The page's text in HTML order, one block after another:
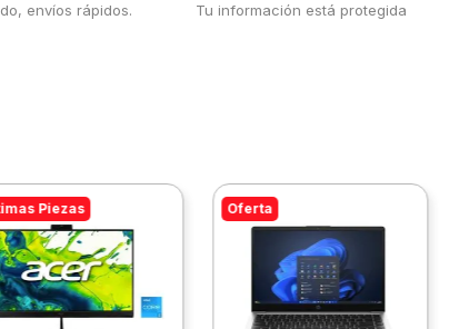
envíos rápidos. Tu información está protegida
Piezas Oferta